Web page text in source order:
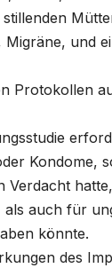
und
Protokollen
Kondome,
auch für
könnte.
des